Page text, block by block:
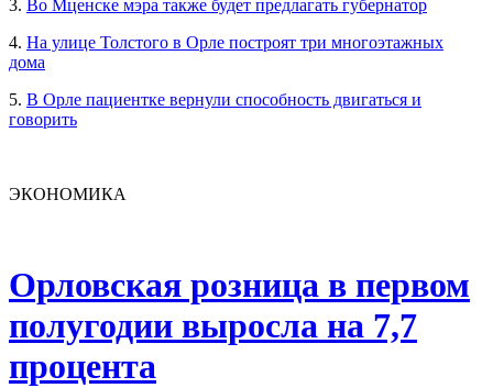
3. Во Мценске мэра также будет предлагать губернатор
4. На улице Толстого в Орле построят три многоэтажных
дома
5. В Орле пациентке вернули способность двигаться и
говорить
ЭКОНОМИКА
Орловская розница в первом
полугодии выросла на 7,7
процента